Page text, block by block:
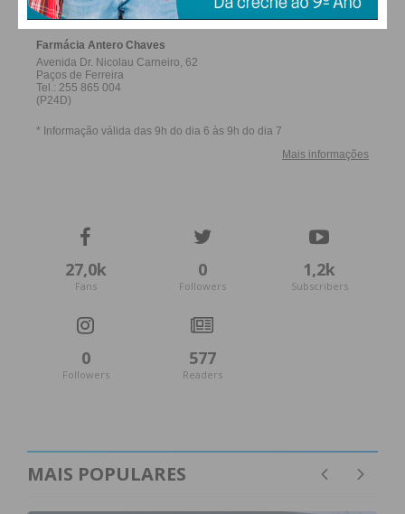
27,0k
Fans
0
Followers
1,2k
Subscribers
0
Followers
577
Readers
MAIS POPULARES